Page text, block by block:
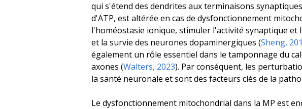
qui s'étend des dendrites aux terminaisons
d'ATP, est altérée en cas de dysfonctionnement
l'homéostasie ionique, stimuler l'activité synaptique
et la survie des neurones dopaminergiques (Sheng,
également un rôle essentiel dans le tamponnage du
axones (Walters, 2023). Par conséquent, les
la santé neuronale et sont des facteurs clés de la
Le dysfonctionnement mitochondrial dans la MP est